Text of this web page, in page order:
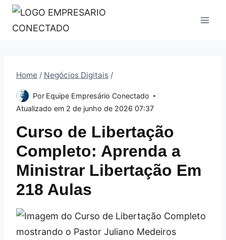
Pular
para
Home / Negócios Digitais /
Por Equipe Empresário Conectado
Atualizado em 2 de junho de 2026 07:37
Curso de Libertação
Completo: Aprenda a
Ministrar Libertação Em
218 Aulas